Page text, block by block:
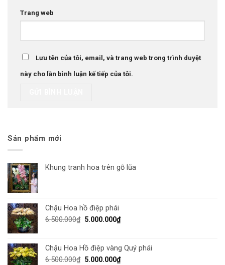
Trang web
Lưu tên của tôi, email, và trang web trong trình duyệt
này cho lần bình luận kế tiếp của tôi.
Sản phẩm mới
Khung tranh hoa trên gỗ lũa
Chậu Hoa hồ điệp phái
6.500.000₫ 5.000.000₫
Chậu Hoa Hồ điệp vàng Quý phái
6.500.000₫ 5.000.000₫